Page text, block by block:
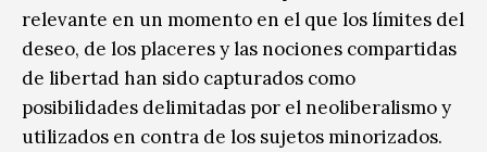
relevante en un momento en el que los límites del
deseo, de los placeres y las nociones compartidas
de libertad han sido capturados como
posibilidades delimitadas por el neoliberalismo y
utilizados en contra de los sujetos minorizados.